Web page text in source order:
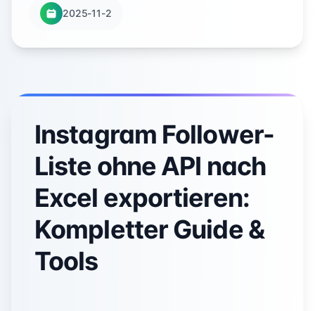
2025-11-2
Instagram Follower-
Liste ohne API nach
Excel exportieren:
Kompletter Guide &
Tools